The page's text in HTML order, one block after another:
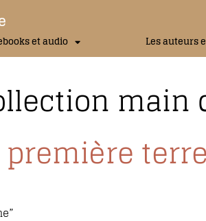
et audio Les auteurs
main
terre